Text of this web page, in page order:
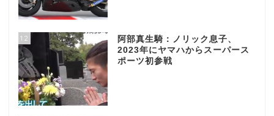
12
阿部真生騎：ノリック息子、
2023年にヤマハからスーパース
ポーツ初参戦